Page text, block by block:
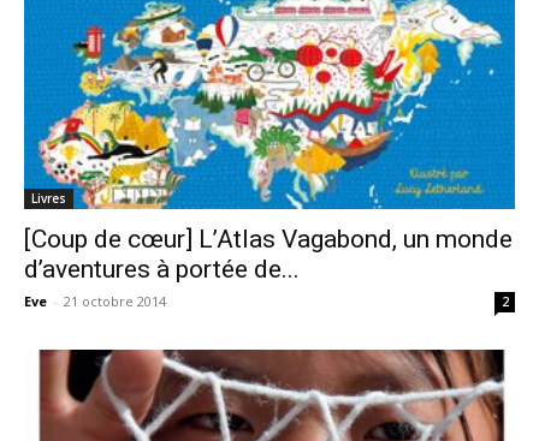
Livres
[Coup de cœur] L’Atlas Vagabond, un monde
d’aventures à portée de...
Eve - 21 octobre 2014 2